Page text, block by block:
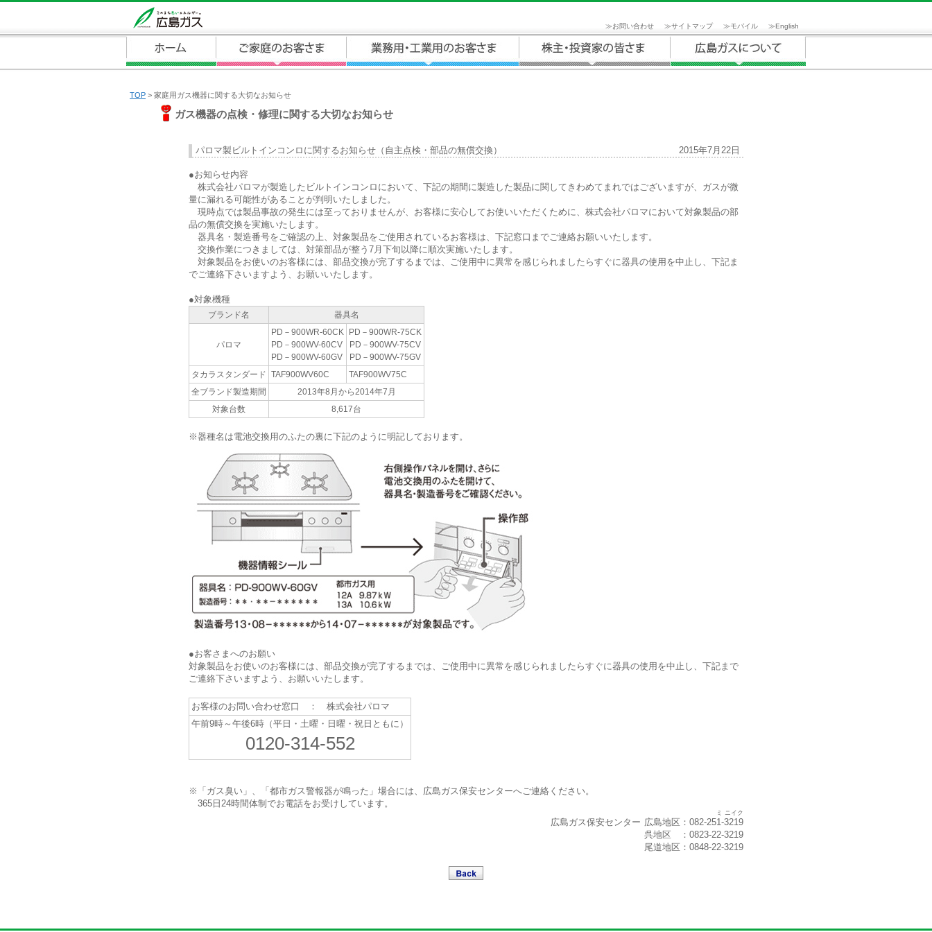
≫お問い合わせ ≫サイトマップ ≫モバイル ≫English
TOP > 家庭用ガス機器に関する大切なお知らせ
ガス機器の点検・修理に関する大切なお知らせ
パロマ製ビルトインコンロに関するお知らせ（自主点検・部品の無償交換） 2015年7月22日
●お知らせ内容
株式会社パロマが製造したビルトインコンロにおいて、下記の期間に製造した製品に関してきわめてまれではございますが、ガスが微
量に漏れる可能性があることが判明いたしました。
現時点では製品事故の発生には至っておりませんが、お客様に安心してお使いいただくために、株式会社パロマにおいて対象製品の部
品の無償交換を実施いたします。
器具名・製造番号をご確認の上、対象製品をご使用されているお客様は、下記窓口までご連絡お願いいたします。
交換作業につきましては、対策部品が整う7月下旬以降に順次実施いたします。
対象製品をお使いのお客様には、部品交換が完了するまでは、ご使用中に異常を感じられましたらすぐに器具の使用を中止し、下記ま
でご連絡下さいますよう、お願いいたします。
●対象機種
ブランド名 器具名
パロマ
PD－900WR-60CK
PD－900WV-60CV
PD－900WV-60GV
PD－900WR-75CK
PD－900WV-75CV
PD－900WV-75GV
タカラスタンダード
TAF900WV60C
TAF900WV75C
全ブランド製造期間
2013年8月から2014年7月
対象台数
8,617台
※器種名は電池交換用のふたの裏に下記のように明記しております。
●お客さまへのお願い
対象製品をお使いのお客様には、部品交換が完了するまでは、ご使用中に異常を感じられましたらすぐに器具の使用を中止し、下記まで
ご連絡下さいますよう、お願いいたします。
お客様のお問い合わせ窓口 ： 株式会社パロマ
午前9時～午後6時（平日・土曜・日曜・祝日ともに）
0120-314-552
※ 「ガス臭い」、「都市ガス警報器が鳴った」場合には、広島ガス保安センターへご連絡ください。
365日24時間体制でお電話をお受けしています。
ミ ニイク
広島ガス保安センター 広島地区 ：082-251-3219
呉地区
：0823-22-3219
尾道地区 ：0848-22-3219